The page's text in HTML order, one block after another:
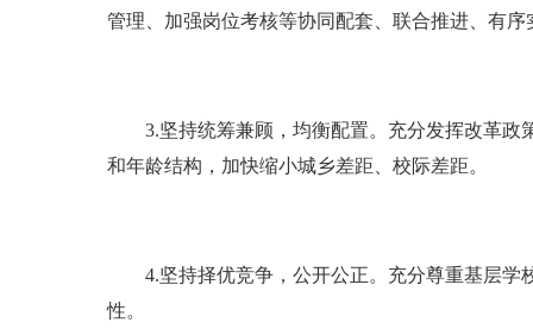
管理、加强岗位考核等协同配套、联合推进、有序
3.坚持统筹兼顾，均衡配置。充分发挥改革政
和年龄结构，加快缩小城乡差距、校际差距。
4.坚持择优竞争，公开公正。充分尊重基层学
性。